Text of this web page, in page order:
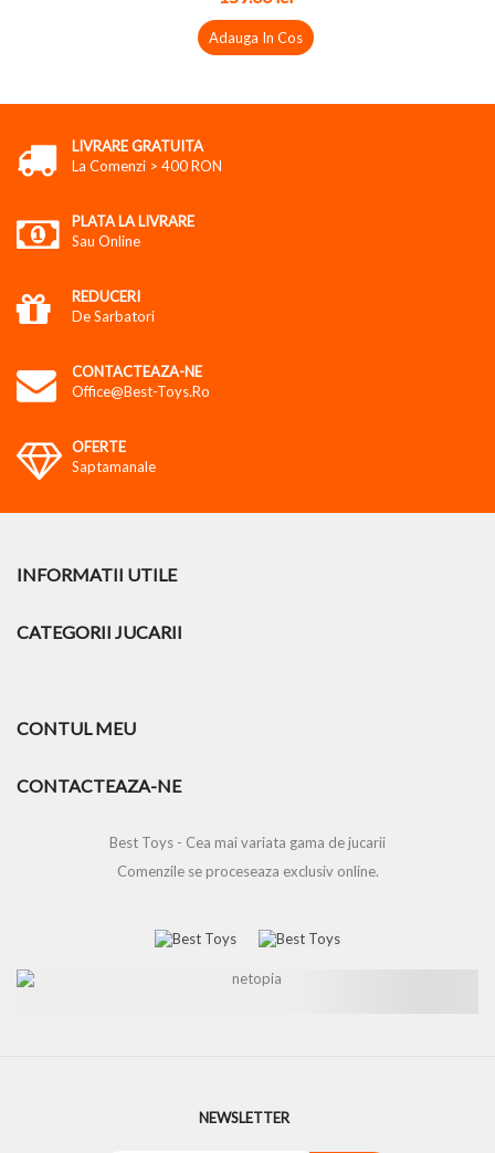
Adauga In Cos
LIVRARE GRATUITA
La Comenzi > 400 RON
PLATA LA LIVRARE
Sau Online
REDUCERI
De Sarbatori
CONTACTEAZA-NE
Office@best-Toys.ro
OFERTE
Saptamanale
INFORMATII UTILE
CATEGORII JUCARII
CONTUL MEU
CONTACTEAZA-NE
Best Toys - Cea mai variata gama de jucarii
Comenzile se proceseaza exclusiv online.
NEWSLETTER